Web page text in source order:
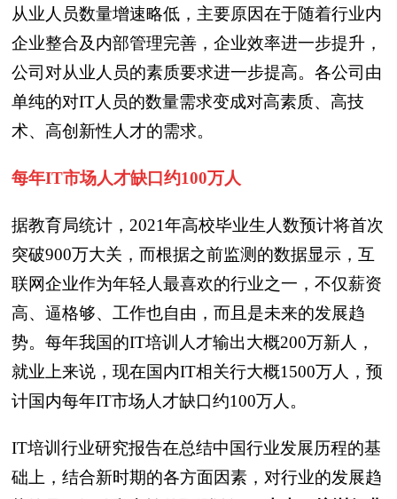
从业人员数量增速略低，主要原因在于随着行业内
企业整合及内部管理完善，企业效率进一步提升，
公司对从业人员的素质要求进一步提高。各公司由
单纯的对IT人员的数量需求变成对高素质、高技
术、高创新性人才的需求。
每年IT市场人才缺口约100万人
据教育局统计，2021年高校毕业生人数预计将首次
突破900万大关，而根据之前监测的数据显示，互
联网企业作为年轻人最喜欢的行业之一，不仅薪资
高、逼格够、工作也自由，而且是未来的发展趋
势。每年我国的IT培训人才输出大概200万新人，
就业上来说，现在国内IT相关行大概1500万人，预
计国内每年IT市场人才缺口约100万人。
IT培训行业研究报告在总结中国行业发展历程的基
础上，结合新时期的各方面因素，对行业的发展趋